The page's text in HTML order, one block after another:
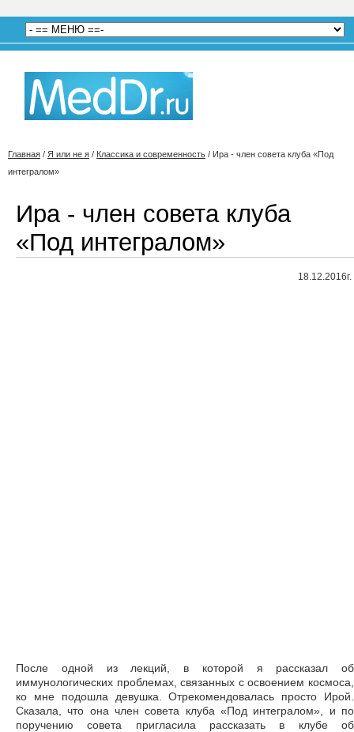
Главная / Я или не я / Классика и современность / Ира - член совета клуба «Под
интегралом»
Ира - член совета клуба
«Под интегралом»
18.12.2016г.
После одной из лекций, в которой я рассказал об
иммунологических проблемах, связанных с освоением космоса,
ко мне подошла девушка. Отрекомендовалась просто Ирой.
Сказала, что она член совета клуба «Под интегралом», и по
поручению совета пригласила рассказать в клубе об